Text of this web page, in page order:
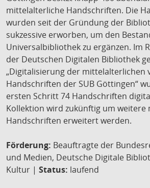
mittelalterliche Handschriften. Die
wurden seit der Gründung der
sukzessive erworben, um den
Universalbibliothek zu ergänzen. Im
der Deutschen Digitalen Bibliothek
„Digitalisierung der mittelalterlichen
Handschriften der SUB Göttingen“
ersten Schritt 74 Handschriften
Kollektion wird zukünftig um
Handschriften erweitert werden.
Förderung: Beauftragte der
und Medien, Deutsche Digitale
Kultur | Status: laufend